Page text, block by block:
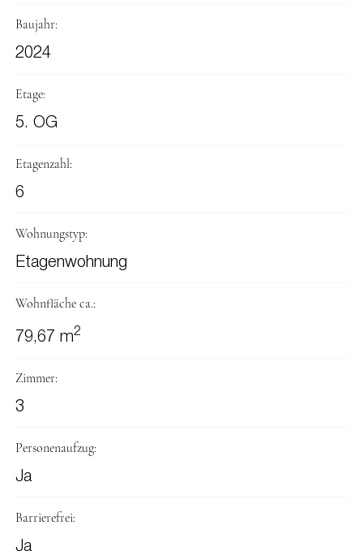
Baujahr:
2024
Etage:
5. OG
Etagenzahl:
6
Wohnungstyp:
Etagenwohnung
Wohnfläche ca.:
79,67 m2
Zimmer:
3
Personenaufzug:
Ja
Barrierefrei:
Ja